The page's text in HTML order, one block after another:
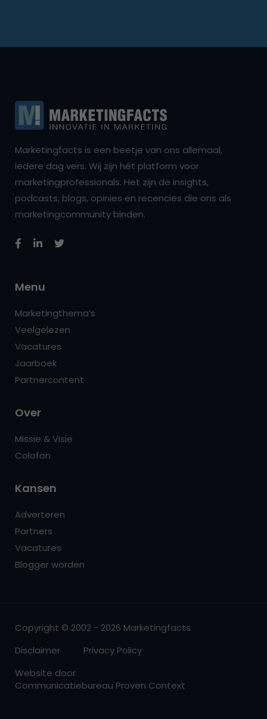
Marketingfacts is een beetje van ons allemaal,
iedere dag vers. Wij zijn hét platform voor
marketingprofessionals. Het zijn de insights,
podcasts, blogs, opinies en recencies die ons als
marketingcommunity binden.
Menu
Marketingthema’s
Veelgelezen
Vacatures
Jaarboek
Partnercontent
Over
Missie & Visie
Colofon
Kansen
Adverteren
Partners
Vacatures
Blogger worden
Copyright © 2002 - 2026 Marketingfacts
Disclaimer
Privacy Policy
Website door
Communicatiebureau Proven Context